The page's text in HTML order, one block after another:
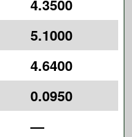
4.3500
5.1000
4.6400
0.0950
—